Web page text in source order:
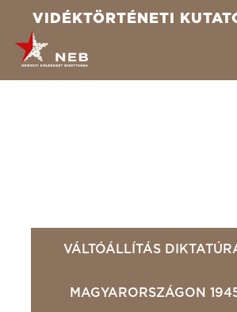
VIDÉKTÖRTÉNETI
VÁLTÓÁLLÍTÁS
MAGYARORSZÁGON